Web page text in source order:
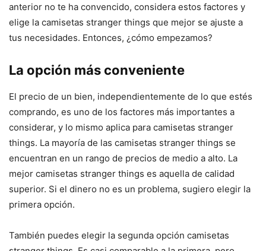
anterior no te ha convencido, considera estos factores y
elige la camisetas stranger things que mejor se ajuste a
tus necesidades. Entonces, ¿cómo empezamos?
La opción más conveniente
El precio de un bien, independientemente de lo que estés
comprando, es uno de los factores más importantes a
considerar, y lo mismo aplica para camisetas stranger
things. La mayoría de las camisetas stranger things se
encuentran en un rango de precios de medio a alto. La
mejor camisetas stranger things es aquella de calidad
superior. Si el dinero no es un problema, sugiero elegir la
primera opción.
También puedes elegir la segunda opción camisetas